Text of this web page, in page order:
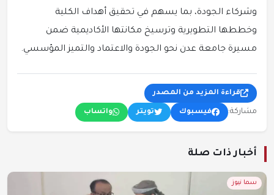
وشركاء الجودة، بما يسهم في تحقيق أهداف الكلية
وخططها التطويرية وترسيخ مكانتها الأكاديمية ضمن
مسيرة جامعة عدن نحو الجودة والاعتماد والتميز المؤسسي.
قراءة المزيد من المصدر
مشاركة: فيسبوك تويتر واتساب
أخبار ذات صلة
سما نيوز